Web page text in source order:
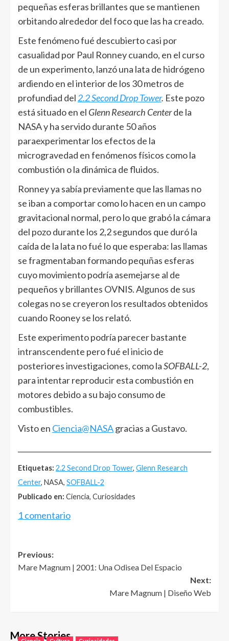
pequeñas esferas brillantes que se mantienen
orbitando alrededor del foco que las ha creado.
Este fenómeno fué descubierto casi por
casualidad por Paul Ronney cuando, en el curso
de un experimento, lanzó una lata de hidrógeno
ardiendo en el interior de los 30 metros de
profundiad del 2.2 Second Drop Tower. Este pozo
está situado en el Glenn Research Centerde la
NASA y ha servido durante 50 años
paraexperimentar los efectos de la
microgravedad en fenómenos físicos como la
combustión o la dinámica de fluidos.
Ronney ya sabía previamente que las llamas no
se iban a comportar como lo hacen en un campo
gravitacional normal, pero lo que grabó la cámara
del pozo durante los 2,2 segundos que duró la
caída de la lata no fué lo que esperaba: las llamas
se fragmentaban formando pequñas esferas
cuyo movimiento podría asemejarse al de
pequeños y brillantes OVNIS. Algunos de sus
colegas no se creyeron los resultados obtenidos
cuando Rooney se los relató.
Este experimento podría parecer bastante
intranscendente pero fué el inicio de
posteriores investigaciones, como laSOFBALL-2,
para intentar reproducir esta combustión en
motores debido a su bajo consumo de
combustibles.
Visto en Ciencia@NASAgracias a Gustavo.
Etiquetas: 2.2 Second Drop Tower, Glenn Research
Center, NASA, SOFBALL-2
Publicado en: Ciencia, Curiosidades
1 comentario
Post
navigation
Previous:
Mare Magnum | 2001: Una Odisea Del Espacio
Next:
Mare Magnum | Diseño Web
More Stories